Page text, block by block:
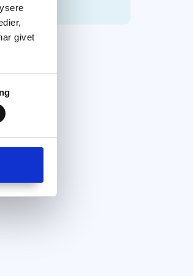
givet